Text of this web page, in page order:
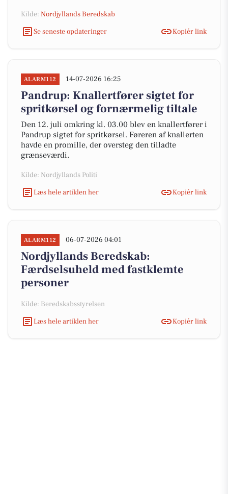
Kilde: Nordjyllands Beredskab
Se seneste opdateringer
Kopiér link
ALARM112 14-07-2026 16:25
Pandrup: Knallertfører sigtet for
spritkørsel og fornærmelig tiltale
Den 12. juli omkring kl. 03.00 blev en knallertfører i
Pandrup sigtet for spritkørsel. Føreren af knallerten
havde en promille, der oversteg den tilladte
grænseværdi.
Kilde: Nordjyllands Politi
Læs hele artiklen her
Kopiér link
ALARM112 06-07-2026 04:01
Nordjyllands Beredskab:
Færdselsuheld med fastklemte
personer
Kilde: Beredskabsstyrelsen
Læs hele artiklen her
Kopiér link